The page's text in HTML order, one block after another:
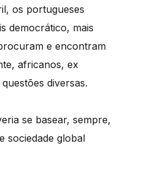
os portugueses
democrático, mais
e encontram
africanos, ex
diversas.
se basear, sempre,
sociedade global